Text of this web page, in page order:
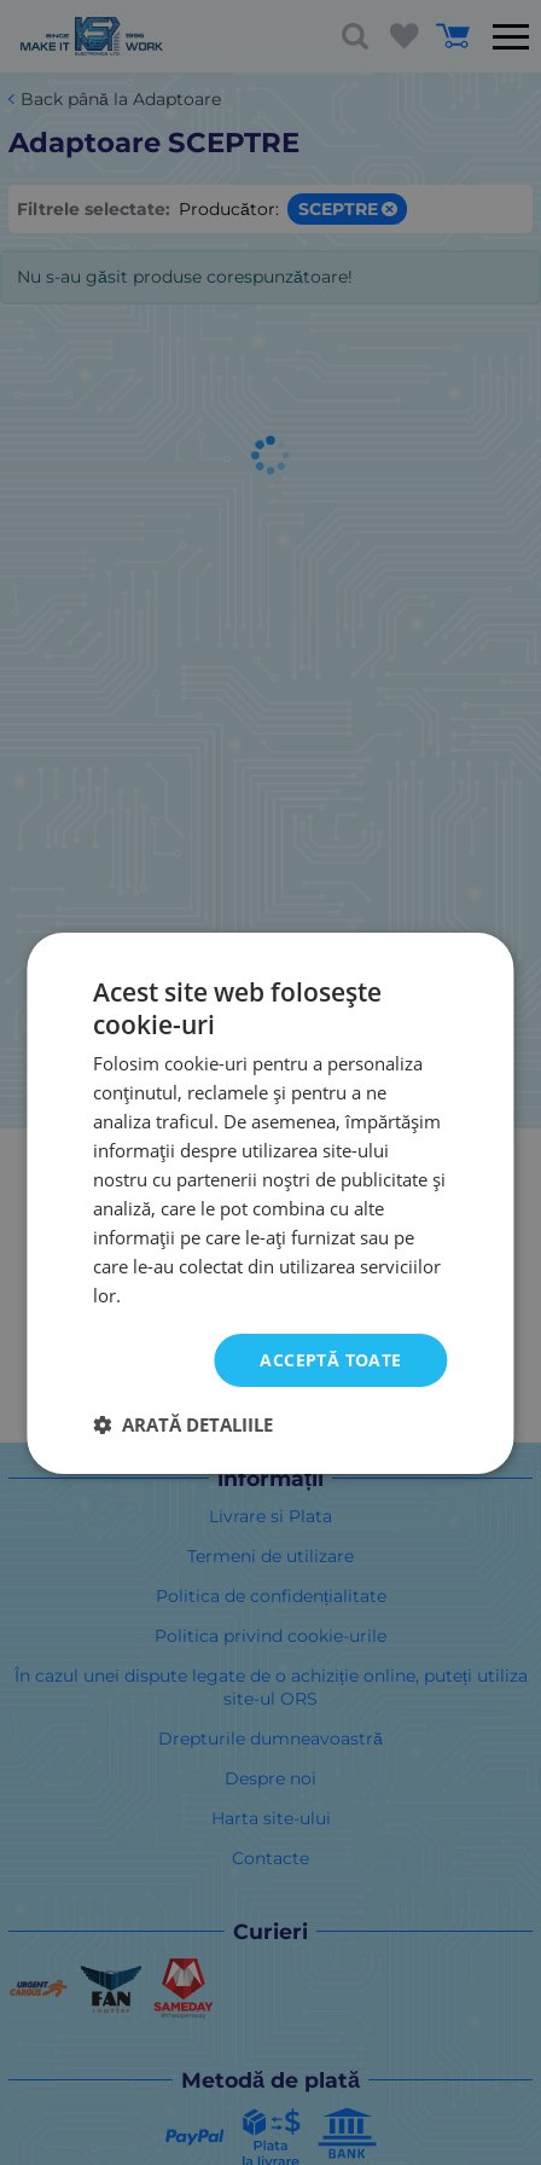
Back până la Adaptoare
Adaptoare SCEPTRE
Filtrele selectate: Producător: SCEPTRE
Nu s-au găsit produse corespunzătoare!
informații
Livrare si Plata
Termeni de utilizare
Politica de confidențialitate
Politica privind cookie-urile
În cazul unei dispute legate de o achiziție online, puteți utiliza
site-ul ORS
Drepturile dumneavoastră
Despre noi
Harta site-ului
Contacte
Curieri
Metodă de plată
Acest site web folosește
cookie-uri
Folosim cookie-uri pentru a personaliza
conținutul, reclamele și pentru a ne
analiza traficul. De asemenea, împărtășim
informații despre utilizarea site-ului
nostru cu partenerii noștri de publicitate și
analiză, care le pot combina cu alte
informații pe care le-ați furnizat sau pe
care le-au colectat din utilizarea serviciilor
lor.
ACCEPTĂ TOATE
ARATĂ DETALIILE